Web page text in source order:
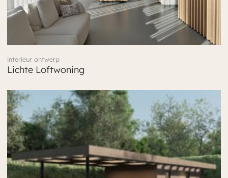
interieur ontwerp
Lichte Loftwoning